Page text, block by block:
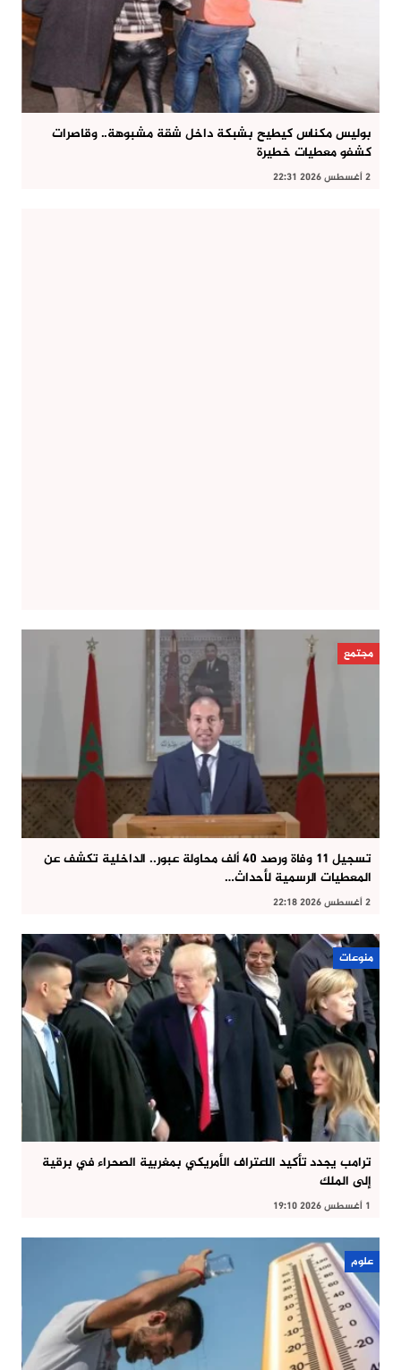
بوليس مكناس كيطيح بشبكة داخل شقة مشبوهة.. وقاصرات
كشفو معطيات خطيرة
2 أغسطس 2026 22:31
مجتمع
تسجيل 11 وفاة ورصد 40 ألف محاولة عبور.. الداخلية تكشف عن
المعطيات الرسمية لأحداث…
2 أغسطس 2026 22:18
منوعات
ترامب يجدد تأكيد الاعتراف الأمريكي بمغربية الصحراء في برقية
إلى الملك
1 أغسطس 2026 19:10
علوم